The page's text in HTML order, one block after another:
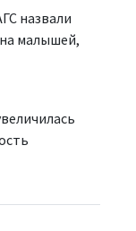
назвали
малышей,